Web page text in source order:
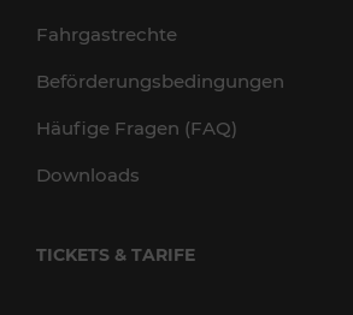
Fahrgastrechte
Beförderungsbedingungen
Häufige Fragen (FAQ)
Downloads
TICKETS & TARIFE